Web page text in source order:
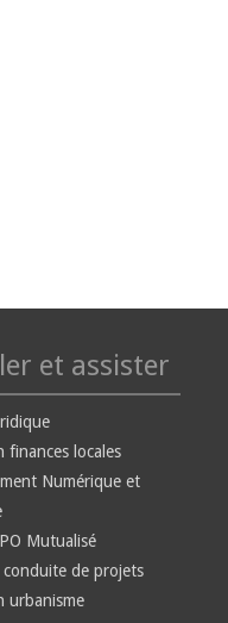
et assister
finances locales
Numérique et
Mutualisé
de projets
urbanisme